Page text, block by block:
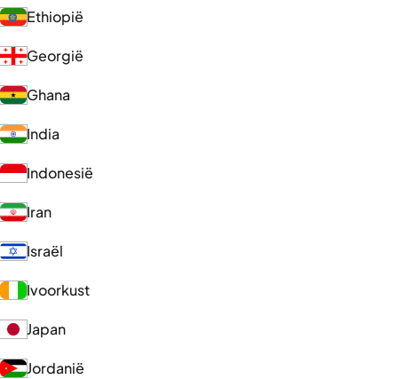
Ethiopië
Georgië
Ghana
India
Indonesië
Iran
Israël
Ivoorkust
Japan
Jordanië